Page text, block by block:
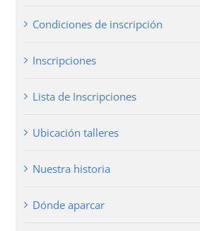
Condiciones de inscripción
Inscripciones
Lista de Inscripciones
Ubicación talleres
Nuestra historia
Dónde aparcar